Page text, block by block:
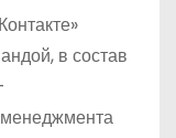
в состав